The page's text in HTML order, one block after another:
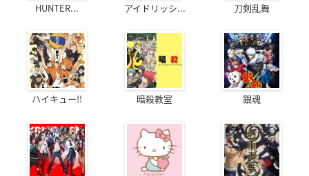
HUNTER... アイドリッシ... 刀剣乱舞
ハイキュー!! 暗殺教室 銀魂